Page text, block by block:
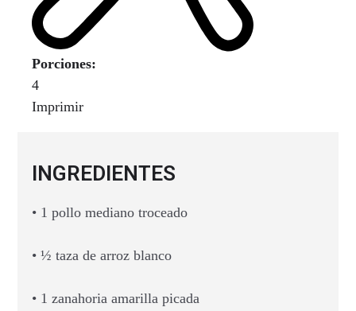
Porciones:
4
Imprimir
INGREDIENTES
• 1 pollo mediano troceado
• ½ taza de arroz blanco
• 1 zanahoria amarilla picada